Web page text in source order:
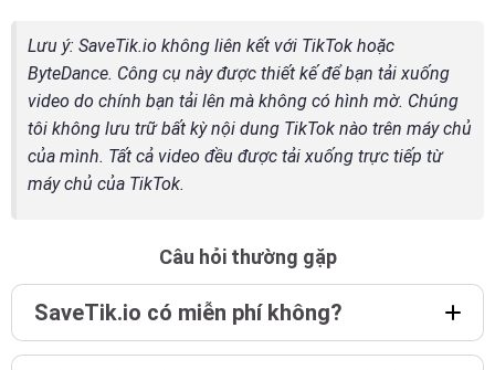
Lưu ý: SaveTik.io không liên kết với TikTok hoặc
ByteDance. Công cụ này được thiết kế để bạn tải xuống
video do chính bạn tải lên mà không có hình mờ. Chúng
tôi không lưu trữ bất kỳ nội dung TikTok nào trên máy chủ
của mình. Tất cả video đều được tải xuống trực tiếp từ
máy chủ của TikTok.
Câu hỏi thường gặp
SaveTik.io có miễn phí không?